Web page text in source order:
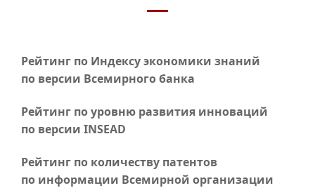
Рейтинг по Индексу экономики знаний
по версии Всемирного банка
Рейтинг по уровню развития инноваций
по версии INSEAD
Рейтинг по количеству патентов
по информации Всемирной организации